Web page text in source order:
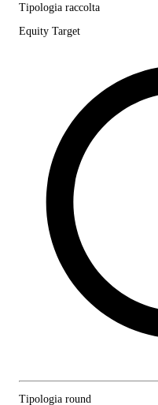
Tipologia raccolta
Equity Target
Tipologia round